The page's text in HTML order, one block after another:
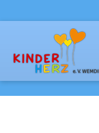
Nestgruppe (Krippe)
Regenbogengruppe
OGS (Grundschulen)